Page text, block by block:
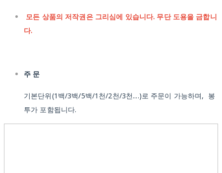
모든 상품의 저작권은 그리심에 있습니다. 무단 도용을 금합니
다.
주 문
기본단위(1백/3백/5백/1천/2천/3천....)로 주문이 가능하며, 봉
투가 포함됩니다.